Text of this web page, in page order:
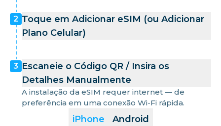
iPhone Android
2 Toque em Adicionar eSIM (ou Adicionar
Plano Celular)
3 Escaneie o Código QR / Insira os
Detalhes Manualmente
A instalação da eSIM requer internet — de
preferência em uma conexão Wi-Fi rápida.